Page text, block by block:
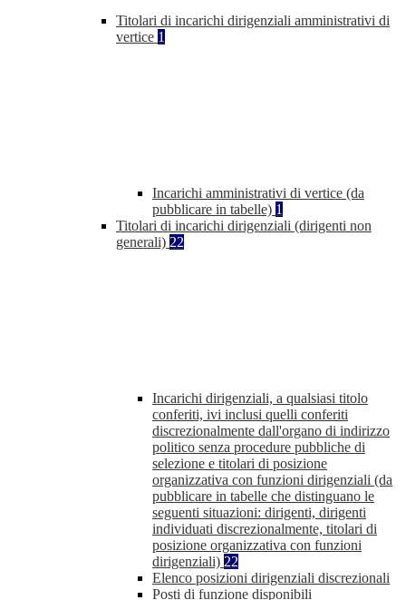
Titolari di incarichi dirigenziali amministrativi di
vertice 1
Incarichi amministrativi di vertice (da
pubblicare in tabelle) 1
Titolari di incarichi dirigenziali (dirigenti non
generali) 22
Incarichi dirigenziali, a qualsiasi titolo
conferiti, ivi inclusi quelli conferiti
discrezionalmente dall'organo di indirizzo
politico senza procedure pubbliche di
selezione e titolari di posizione
organizzativa con funzioni dirigenziali (da
pubblicare in tabelle che distinguano le
seguenti situazioni: dirigenti, dirigenti
individuati discrezionalmente, titolari di
posizione organizzativa con funzioni
dirigenziali) 22
Elenco posizioni dirigenziali discrezionali
Posti di funzione disponibili